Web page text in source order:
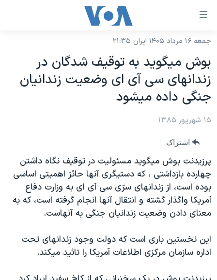
لینکهای
دسترسی
جهش
محتوای
اصلی
به
صفحه
جهش
به
جستجو
نسخه سبک وب‌سایت
موضوع ها
ایران
آمریکا
جهان
گزیده‌ها
ویژه برنامه‌ها
ویدیوها
حقوق شهروندی
علم و فناوری
برنامه های تلویزیونی
جدول برنامه ها
صفحه‌های ویژه
جام جهانی ۲۰۲۶
عملیات خشم حماسی
۲۵۰سالگی آمریکا
بایگانی برنامه‌های تلویزیونی
انتخابات ریاست جمهوری آمریکا ۲۰۲۴
رمز مهسا
فرکانس‌های صدای آمریکا
پخش رادیویی
یادگیری زبان انگلیسی
جمعه ۱۶ مرداد ۱۴۰۵ ایران ۲۱:۳۵
بوش ميگويد به توقيف شدگان در
زندانهای سی آی ای وضعيت زندانيان
جنگی داده ميشود
۱۵ شهریور ۱۳۸۵
اشتراک
پرزيدنت بوش ميگويد مسئوليت در توقيف نگاه داشتن
چهارده بازداشتی ، که دستيگری آنها حائز اهميتی اساسی
بوده است، از زندانهای سرّی سی آی ای به وزارت دفاع
آمريکا واگذار گشته و انتقال آنها انجام گرفته است، که به
معنای دادن وضعيت زندانيان جنگی به آنهاست.
اين نخستين باری است که دولت وجود زندانهای تحت
اداره سازمان مرکزی اطلاعات آمريکا را تائيد ميکند.